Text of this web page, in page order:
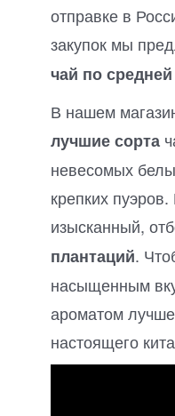
отправке в
закупок мы
чай по
В нашем
лучшие сорта
невесомых
крепких
изысканный,
плантаций.
насыщенным
ароматом
настоящего